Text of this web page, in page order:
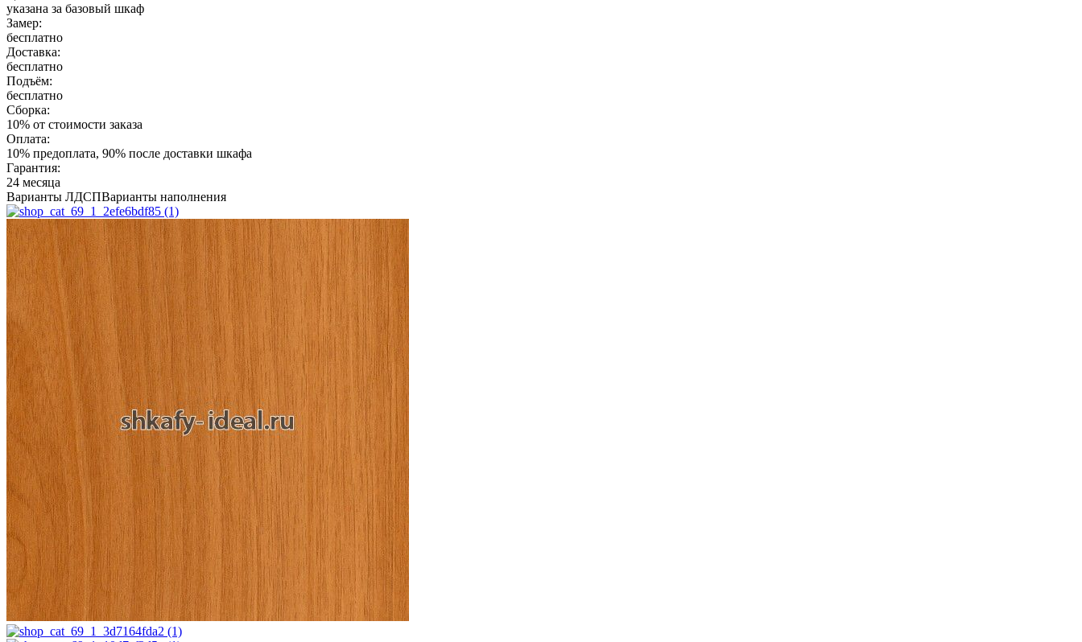
указана за базовый шкаф
Замер:
бесплатно
Доставка:
бесплатно
Подъём:
бесплатно
Сборка:
10% от стоимости заказа
Оплата:
10% предоплата, 90% после доставки шкафа
Гарантия:
24 месяца
Варианты ЛДСПВарианты наполнения